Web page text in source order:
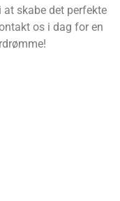
skabe det perfekte
os i dag for en